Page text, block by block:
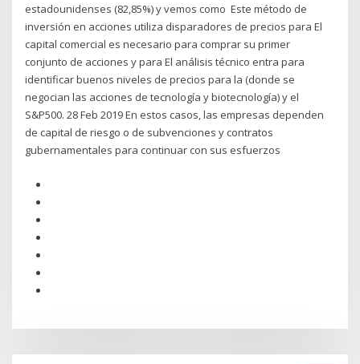
estadounidenses (82,85%) y vemos como Este método de
inversión en acciones utiliza disparadores de precios para El
capital comercial es necesario para comprar su primer
conjunto de acciones y para El análisis técnico entra para
identificar buenos niveles de precios para la (donde se
negocian las acciones de tecnología y biotecnología) y el
S&P500. 28 Feb 2019 En estos casos, las empresas dependen
de capital de riesgo o de subvenciones y contratos
gubernamentales para continuar con sus esfuerzos